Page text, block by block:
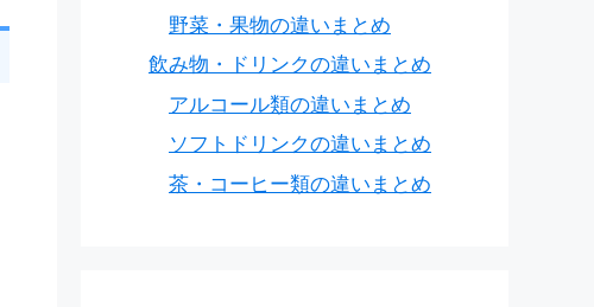
野菜・果物の違いまとめ
飲み物・ドリンクの違いまとめ
アルコール類の違いまとめ
ソフトドリンクの違いまとめ
茶・コーヒー類の違いまとめ